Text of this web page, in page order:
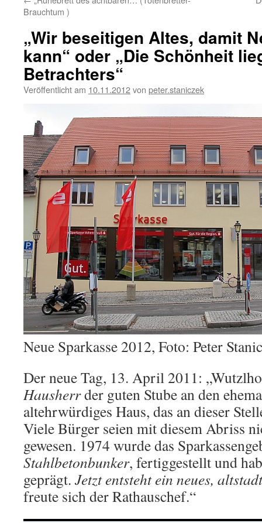
Brauchtum )
„Wir beseitigen Altes, damit
kann“ oder „Die Schönheit
Betrachters“
Veröffentlicht am 10.11.2012von peter.staniczek
Neue Sparkasse 2012, Foto: Peter
Der neue Tag, 13. April 2011:
Hausherrder guten Stube an den
altehrwürdiges Haus, das an dieser
Viele Bürger seien mit diesem Abriss
gewesen. 1974 wurde das
Stahlbetonbunker, fertiggestellt und
geprägt. Jetzt entsteht ein neues,
freute sich der Rathauschef.“